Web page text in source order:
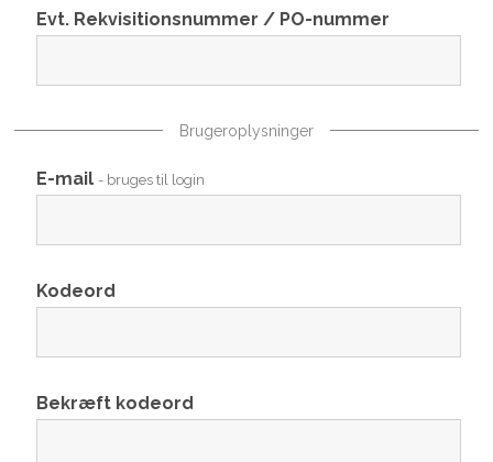
Evt. Rekvisitionsnummer / PO-nummer
Brugeroplysninger
E-mail - bruges til login
Kodeord
Bekræft kodeord